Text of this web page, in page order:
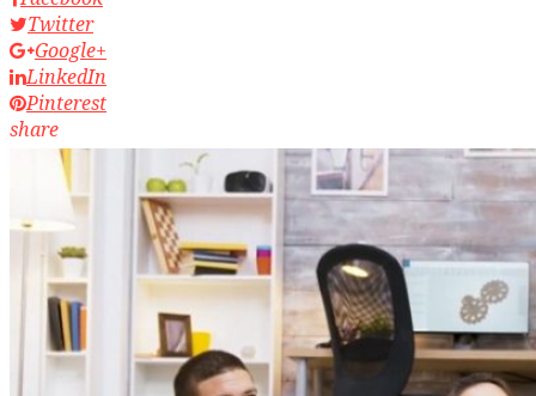
Twitter
Google+
LinkedIn
Pinterest
share